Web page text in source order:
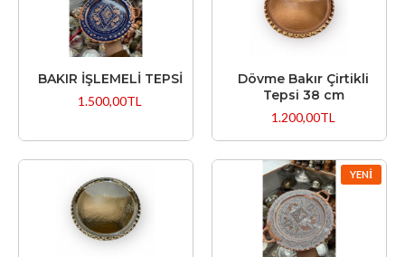
BAKIR İŞLEMELİ TEPSİ
1.500,00TL
Dövme Bakır Çirtikli
Tepsi 38 cm
1.200,00TL
YENI